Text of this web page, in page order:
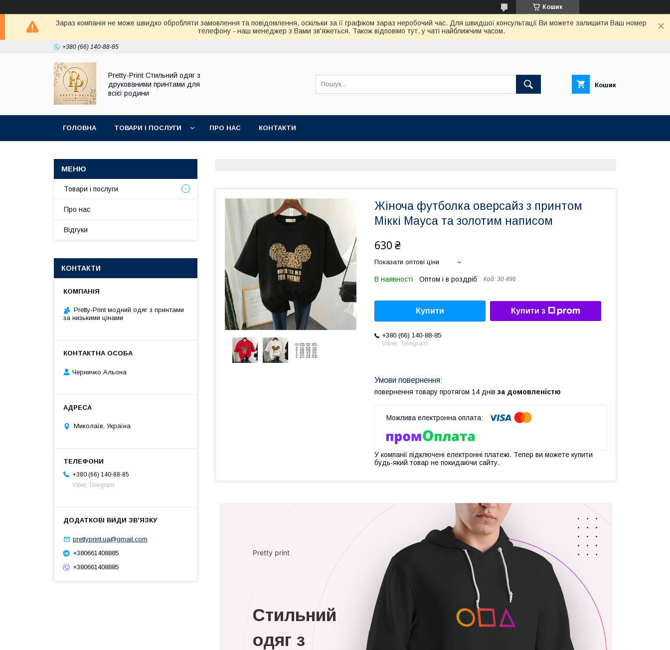
Кошик
Зараз компанія не може швидко обробляти замовлення та повідомлення, оскільки за її графіком зараз неробочий час. Для швидшої консультації Ви можете залишити Ваш номер
телефону - наш менеджер з Вами зв'яжеться. Також відповімо тут, у чаті найближчим часом.
+380 (66) 140-88-85
Pretty-Print Стильний одяг з
друкованими принтами для
всієї родини
Кошик
ГОЛОВНА ТОВАРИ І ПОСЛУГИ ПРО НАС КОНТАКТИ
Жіноча футболка оверсайз з принтом
Міккі Мауса та золотим написом
630 ₴
Показати оптові ціни
В наявності Оптом і в роздріб Код: 30 496
Купити Купити з
+380 (66) 140-88-85
Viber, Telegram
повернення товару протягом 14 днів за домовленістю
У компанії підключені електронні платежі. Тепер ви можете купити
будь-який товар не покидаючи сайту.
Pretty print
Стильний
одяг з
Товари і послуги
Про нас
Відгуки
КОНТАКТИ
Pretty-Print модний одяг з принтами
за низькими цінами
Черничко Альона
Миколаїв, Україна
+380 (66) 140-88-85
Viber, Telegram
prettyprint.ua@gmail.com
+380661408885
+380661408885